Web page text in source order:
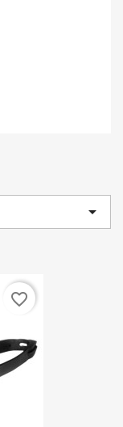

favorite_border